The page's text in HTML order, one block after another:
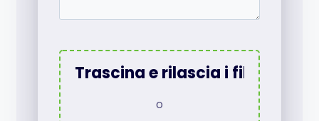
Trascina e rilascia i file qui
o